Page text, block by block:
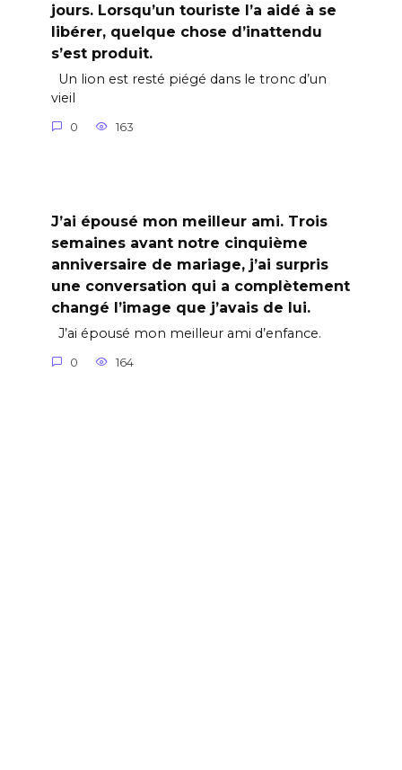
jours. Lorsqu’un touriste l’a aidé à se
libérer, quelque chose d’inattendu
s’est produit.
Un lion est resté piégé dans le tronc d’un
vieil
0 163
J’ai épousé mon meilleur ami. Trois
semaines avant notre cinquième
anniversaire de mariage, j’ai surpris
une conversation qui a complètement
changé l’image que j’avais de lui.
J’ai épousé mon meilleur ami d’enfance.
0 164